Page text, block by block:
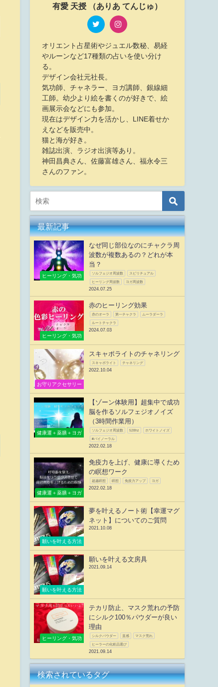
有愛 天授 （ありあ てんじゅ）
オリエント占星術やジュエル数秘、易経
やルーンなど17種類の占いを使い分け
る。
デザイン会社元社長。
気功師、チャネラー、ヨガ講師、銀線細
工師。幼少より絵を書くのが好きで、絵
画展示会などにも参加。
現在はデザイン力を活かし、LINE着せか
えなどを販売中。
猫と海が好き。
雑誌出演、ラジオ出演等あり。
神田昌典さん、佐藤富雄さん、福永令三
さんのファン。
最新記事
ヒーリング・気功
なぜ同じ部位なのにチャクラ周
波数が複数あるの？どれが本
当？
ソルフェジオ周波数 スピリチュアル
ヒーリング周波数 ヨガ周波数
2024.07.25
ヒーリング・気功
赤のヒーリング効果
赤のオーラ 第一チャクラ ムーラダーラ
ルートチャクラ
2024.07.03
お守りアクセサリー
スキャポライトのチャネリング
スキャポライト チャネリング
2022.10.04
健康運＋薬膳＋ヨガ
【ゾーン体験用】超集中で成功
脳を作るソルフェジオノイズ
（3時間作業用）
ソルフェジオ周波数 528hz ホワイトノイズ
#バイノーラル
2022.02.18
健康運＋薬膳＋ヨガ
免疫力を上げ、健康に導くため
の瞑想ワーク
超越瞑想 瞑想 免疫力アップ ヨガ
2022.02.18
願いを叶える方法
夢を叶えるノート術【幸運マグ
ネット】についてのご質問
2021.10.08
願いを叶える方法
願いを叶える文房具
2021.09.14
ヒーリング・気功
テカリ防止、マスク荒れの予防
にシルク100％パウダーが良い
理由
シルクパウダー 直感 マスク荒れ
ヒーラーの化粧品選び
2021.09.14
検索されているタグ